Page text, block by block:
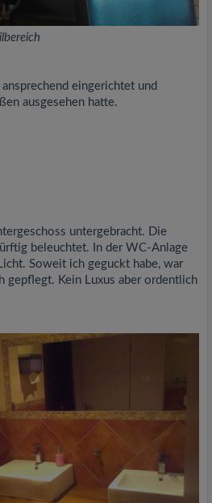
eingerichtet und
ausgesehen hatte.
untergebracht. Die
beleuchtet. In der WC-Anlage
Soweit ich geguckt habe, war
gepflegt. Kein Luxus aber ordentlich